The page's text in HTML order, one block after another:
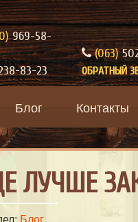
969-58-
(063)
83-23 ОБРАТНЫЙ
Блог Контакты
ЛУЧШЕ
Блог